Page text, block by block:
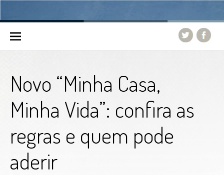
Novo “Minha Casa,
Minha Vida”: confira as
regras e quem pode
aderir